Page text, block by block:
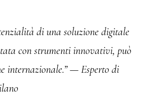
di una soluzione digitale
con strumenti innovativi, può
internazionale.” —Esperto di